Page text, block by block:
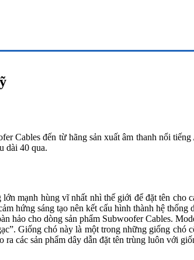
Cables đến từ hãng sản xuất âm thanh nổi
dài 40 qua.
mạnh hùng vĩ nhất nhì thế giới để đặt tên cho
hứng sáng tạo nên kết cấu hình thành hệ thống
hảo cho dòng sản phẩm Subwoofer Cables.
Giống chó này là một trong những giống chó
các sản phẩm dây dẫn đặt tên trùng luôn với